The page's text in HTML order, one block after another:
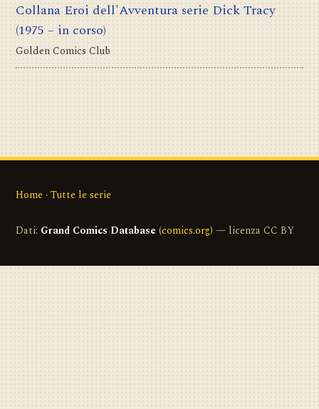
Collana Eroi dell'Avventura serie Dick Tracy
(1975 – in corso)
Golden Comics Club
Home · Tutte le serie
Dati: Grand Comics Database (comics.org) — licenza CC BY